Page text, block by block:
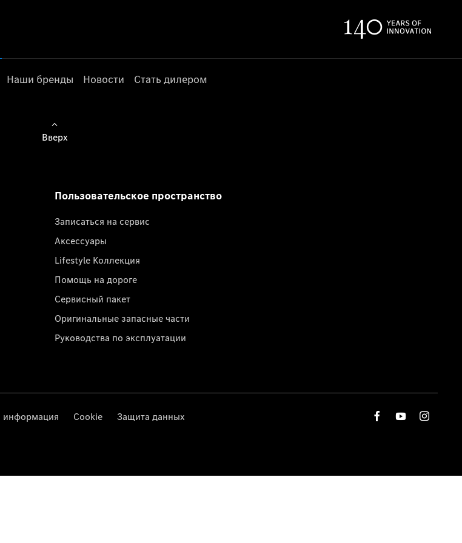
Наши бренды Новости Стать дилером
Вверх
Пользовательское пространство
Записаться на сервис
Аксессуары
Lifestyle Коллекция
Помощь на дороге
Сервисный пакет
Оригинальные запасные части
Руководства по эксплуатации
информация Cookie Защита данных